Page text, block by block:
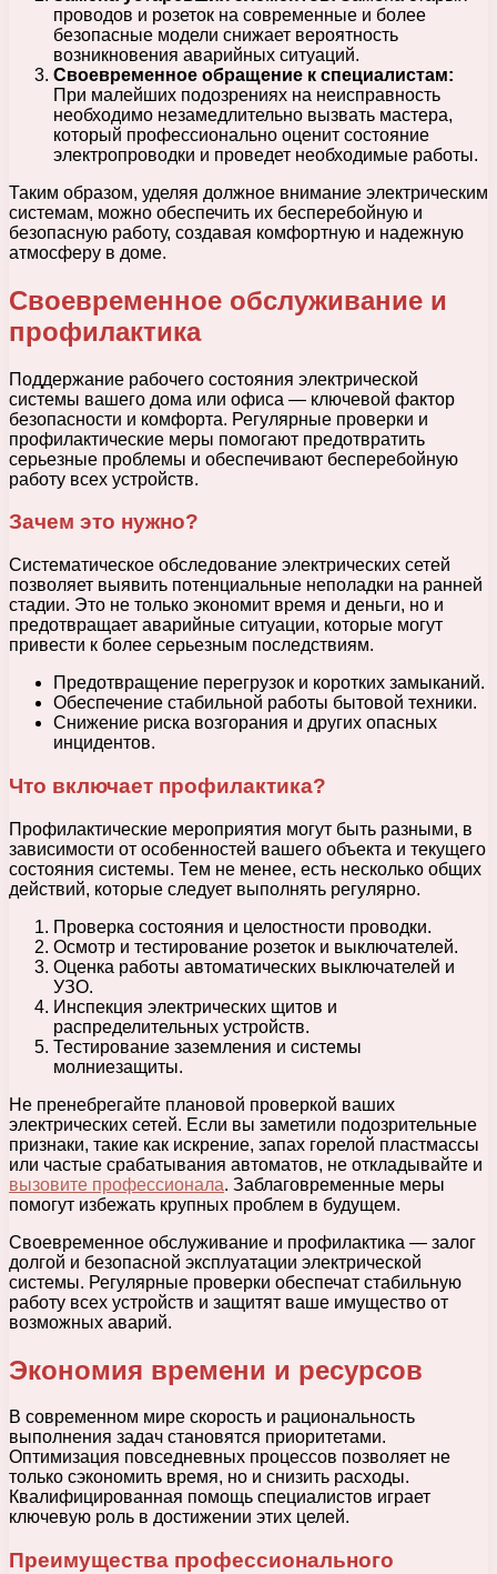
проводов и розеток на современные и более
безопасные модели снижает вероятность
возникновения аварийных ситуаций.
Своевременное обращение к специалистам:
При малейших подозрениях на неисправность
необходимо незамедлительно вызвать мастера,
который профессионально оценит состояние
электропроводки и проведет необходимые работы.
Таким образом, уделяя должное внимание электрическим
системам, можно обеспечить их бесперебойную и
безопасную работу, создавая комфортную и надежную
атмосферу в доме.
Своевременное обслуживание и
профилактика
Поддержание рабочего состояния электрической
системы вашего дома или офиса — ключевой фактор
безопасности и комфорта. Регулярные проверки и
профилактические меры помогают предотвратить
серьезные проблемы и обеспечивают бесперебойную
работу всех устройств.
Зачем это нужно?
Систематическое обследование электрических сетей
позволяет выявить потенциальные неполадки на ранней
стадии. Это не только экономит время и деньги, но и
предотвращает аварийные ситуации, которые могут
привести к более серьезным последствиям.
Предотвращение перегрузок и коротких замыканий.
Обеспечение стабильной работы бытовой техники.
Снижение риска возгорания и других опасных
инцидентов.
Что включает профилактика?
Профилактические мероприятия могут быть разными, в
зависимости от особенностей вашего объекта и текущего
состояния системы. Тем не менее, есть несколько общих
действий, которые следует выполнять регулярно.
Проверка состояния и целостности проводки.
Осмотр и тестирование розеток и выключателей.
Оценка работы автоматических выключателей и
УЗО.
Инспекция электрических щитов и
распределительных устройств.
Тестирование заземления и системы
молниезащиты.
Не пренебрегайте плановой проверкой ваших
электрических сетей. Если вы заметили подозрительные
признаки, такие как искрение, запах горелой пластмассы
или частые срабатывания автоматов, не откладывайте и
вызовите профессионала. Заблаговременные меры
помогут избежать крупных проблем в будущем.
Своевременное обслуживание и профилактика — залог
долгой и безопасной эксплуатации электрической
системы. Регулярные проверки обеспечат стабильную
работу всех устройств и защитят ваше имущество от
возможных аварий.
Экономия времени и ресурсов
В современном мире скорость и рациональность
выполнения задач становятся приоритетами.
Оптимизация повседневных процессов позволяет не
только сэкономить время, но и снизить расходы.
Квалифицированная помощь специалистов играет
ключевую роль в достижении этих целей.
Преимущества профессионального